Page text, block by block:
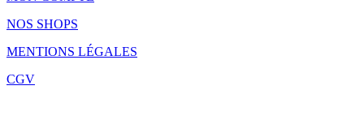
NOS SHOPS
MENTIONS LÉGALES
CGV